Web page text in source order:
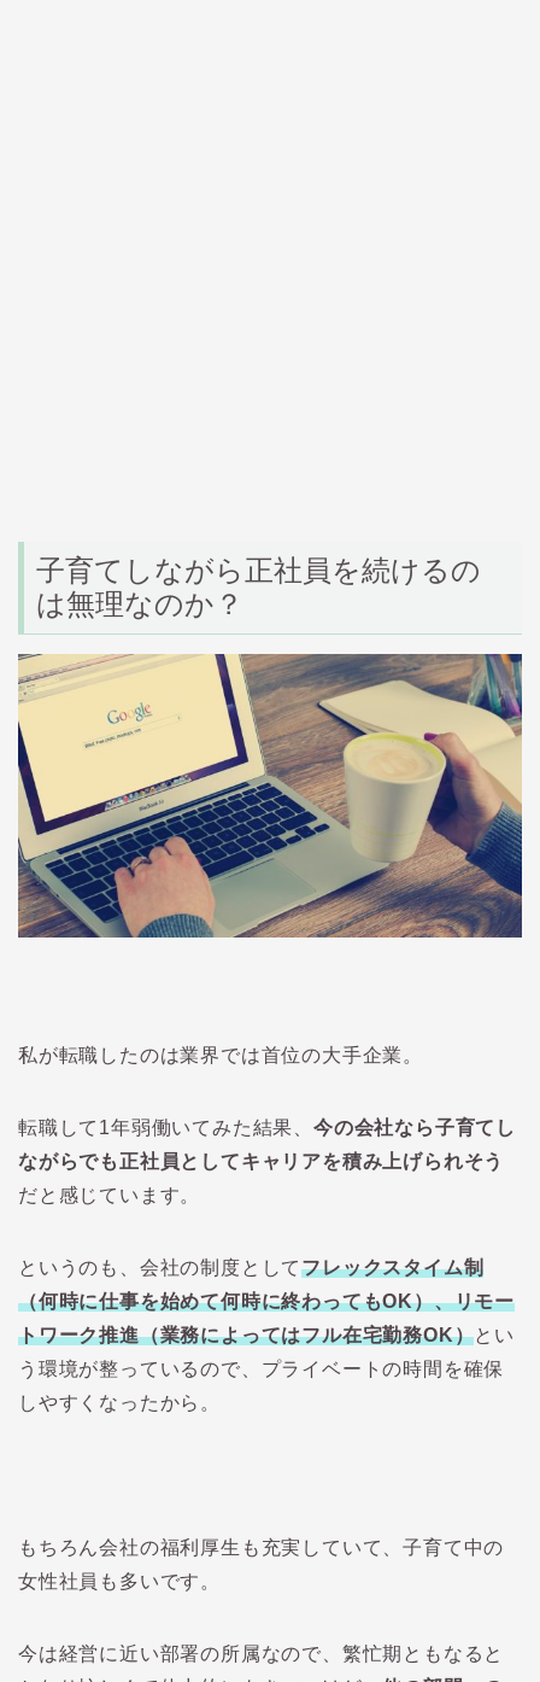
子育てしながら正社員を続けるの
は無理なのか？
私が転職したのは業界では首位の大手企業。
転職して1年弱働いてみた結果、 今の会社なら子育てし
ながらでも正社員としてキャリアを積み上げられそう
だと感じています。
というのも、会社の制度としてフレックスタイム制
（何時に仕事を始めて何時に終わってもOK）、リモー
トワーク推進（業務によってはフル在宅勤務OK）とい
う環境が整っているので、プライベートの時間を確保
しやすくなったから。
もちろん会社の福利厚生も充実していて、子育て中の
女性社員も多いです。
今は経営に近い部署の所属なので、繁忙期ともなると